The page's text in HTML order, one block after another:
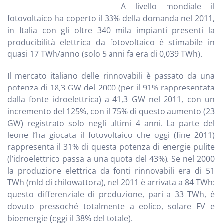
A livello mondiale il
fotovoltaico ha coperto il 33% della domanda nel 2011,
in Italia con gli oltre 340 mila impianti presenti la
producibilità elettrica da fotovoltaico è stimabile in
quasi 17 TWh/anno (solo 5 anni fa era di 0,039 TWh).
Il mercato italiano delle rinnovabili è passato da una
potenza di 18,3 GW del 2000 (per il 91% rappresentata
dalla fonte idroelettrica) a 41,3 GW nel 2011, con un
incremento del 125%, con il 75% di questo aumento (23
GW) registrato solo negli ultimi 4 anni. La parte del
leone l’ha giocata il fotovoltaico che oggi (fine 2011)
rappresenta il 31% di questa potenza di energie pulite
(l’idroelettrico passa a una quota del 43%). Se nel 2000
la produzione elettrica da fonti rinnovabili era di 51
TWh (mld di chilowattora), nel 2011 è arrivata a 84 TWh:
questo differenziale di produzione, pari a 33 TWh, è
dovuto pressoché totalmente a eolico, solare FV e
bioenergie (oggi il 38% del totale).